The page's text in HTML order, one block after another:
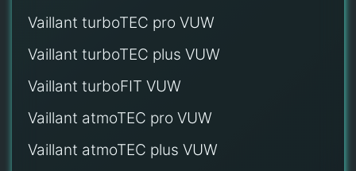
Vaillant turboTEC pro VUW
Vaillant turboTEC plus VUW
Vaillant turboFIT VUW
Vaillant atmoTEC pro VUW
Vaillant atmoTEC plus VUW